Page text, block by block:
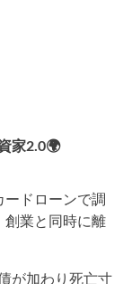
家2.0🌍
ドローンで調
創業と同時に離
が加わり死亡寸